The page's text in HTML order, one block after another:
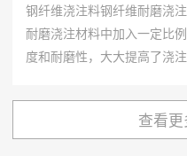
钢纤维浇注料钢纤维耐磨浇
耐磨浇注材料中加入一定比
度和耐磨性，大大提高了浇
种浇注料之间存在一定的差
查看